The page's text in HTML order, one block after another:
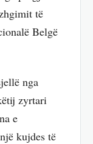
të
Belgë
nga
zyrtari
e
kujdes të